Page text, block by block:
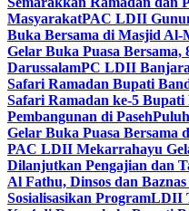
MasyarakatPAC LDII
Buka Bersama di Masjid Al-
Gelar Buka Puasa
DarussalamPC LDII
Safari Ramadan Bupati
Safari Ramadan ke-5
Pembangunan di Paseh
Gelar Buka Puasa Bersama
PAC LDII Mekarrahayu
Dilanjutkan Pengajian dan
Al Fathu, Dinsos dan
Sosialisasikan ProgramLDII